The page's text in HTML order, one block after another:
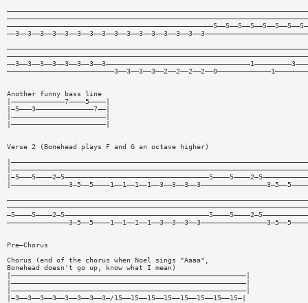
Another funny bass line
|—————————————7————5————|
|—5———3——————————————7——|
|———————————————————————|
|———————————————————————|
Verse 2 (Bonehead plays F and G an octave higher)
Pre—Chorus
Chorus (end of the chorus when Noel sings "Aaaa",
Bonehead doesn't go up, know what I mean)
|—————————————————————————————————————————————————————————|
|—————————————————————————————————————————————————————————|
|—————————————————————————————————————————————————————————|
|—3——3——3——3——3——3——3——3—/15——15——15——15——15——15——15——15—|